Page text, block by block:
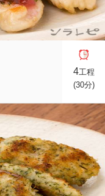
4工程
(30分)